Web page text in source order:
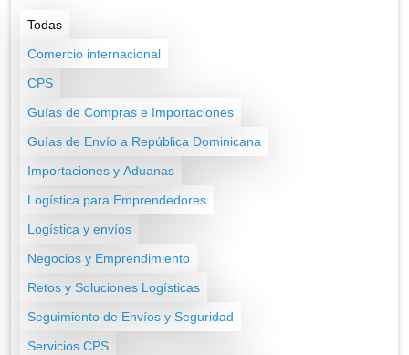
Comercio internacional
CPS
Guías de Compras e Importaciones
Guías de Envío a República Dominicana
Importaciones y Aduanas
Logística para Emprendedores
Logística y envíos
Negocios y Emprendimiento
Retos y Soluciones Logísticas
Seguimiento de Envíos y Seguridad
Servicios CPS
Todas